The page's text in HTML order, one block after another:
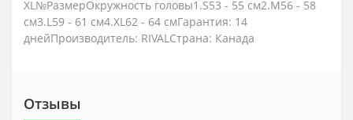
XL№РазмерОкружность головы1.S53 - 55 см2.M56 - 58
см3.L59 - 61 см4.XL62 - 64 смГарантия: 14
днейПроизводитель: RIVALСтрана: Канада
Отзывы